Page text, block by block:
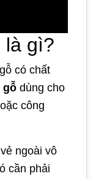
là gì?
có chất
gỗ dùng cho
công
ngoài vô
cần phải